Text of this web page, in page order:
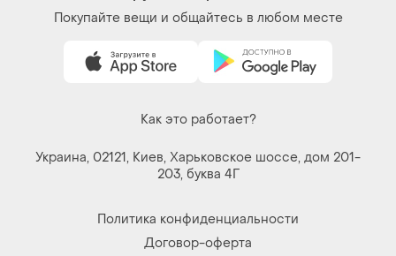
Как это работает?
Украина, 02121, Киев, Харьковское шоссе, дом 201-
203, буква 4Г
Политика конфиденциальности
Контакты